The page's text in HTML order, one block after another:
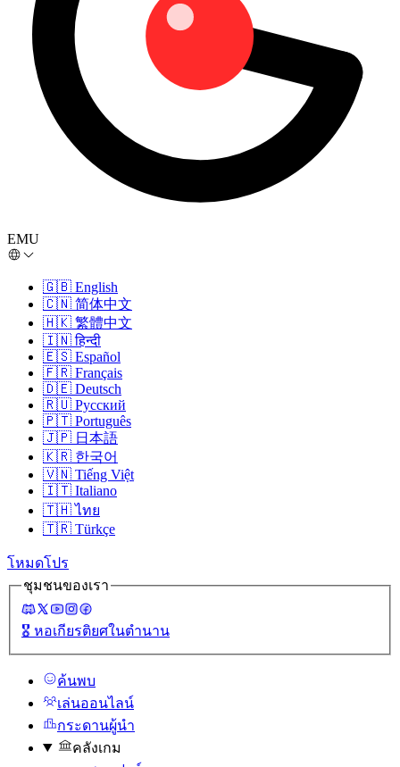
EMU
🇬🇧 English
🇨🇳 简体中文
🇭🇰 繁體中文
🇮🇳 हिन्दी
🇪🇸 Español
🇫🇷 Français
🇩🇪 Deutsch
🇷🇺 Русский
🇵🇹 Português
🇯🇵 日本語
🇰🇷 한국어
🇻🇳 Tiếng Việt
🇮🇹 Italiano
🇹🇭 ไทย
🇹🇷 Türkçe
โหมดโปร
ชุมชนของเรา
🎖️ หอเกียรติยศในตํานาน
ค้นพบ
เล่นออนไลน์
กระดานผู้นํา
คลังเกม